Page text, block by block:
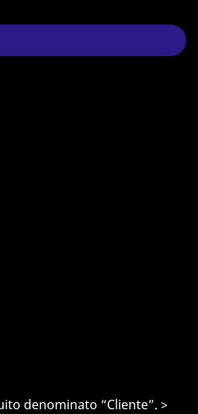
denominato “Cliente”. >